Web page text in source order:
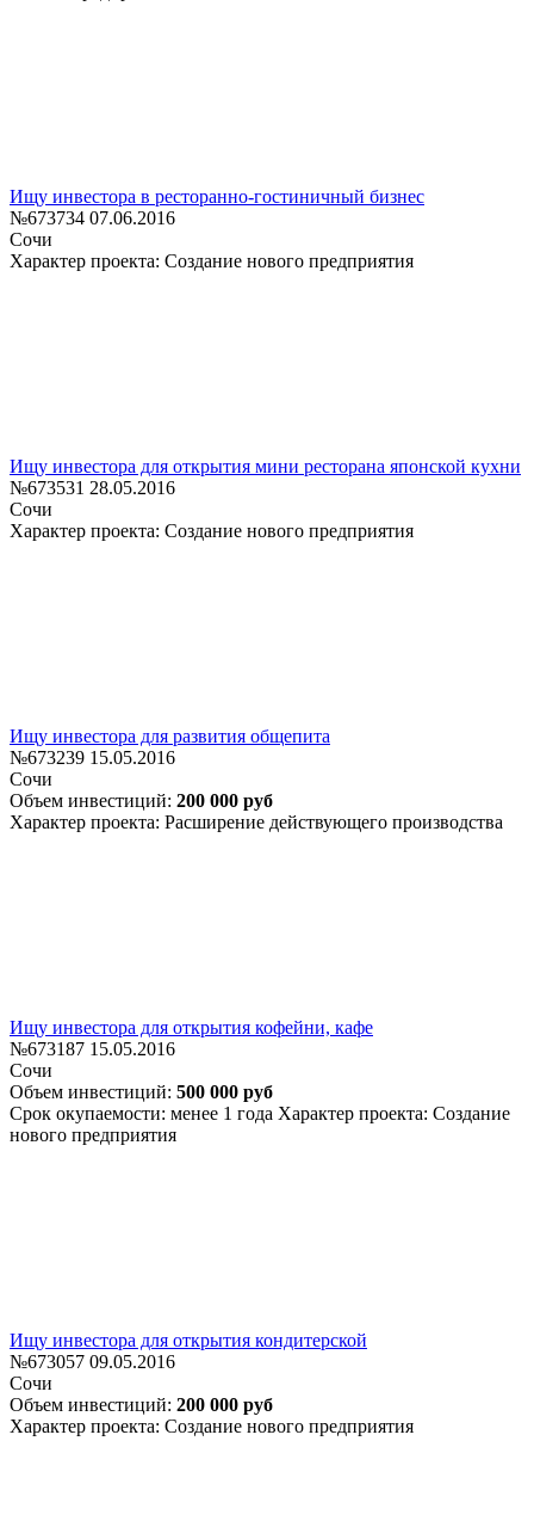
Ищу инвестора в ресторанно-гостиничный бизнес
№673734 07.06.2016
Сочи
Характер проекта: Создание нового предприятия
Ищу инвестора для открытия мини ресторана японской кухни
№673531 28.05.2016
Сочи
Характер проекта: Создание нового предприятия
Ищу инвестора для развития общепита
№673239 15.05.2016
Сочи
Объем инвестиций: 200 000 руб
Характер проекта: Расширение действующего производства
Ищу инвестора для открытия кофейни, кафе
№673187 15.05.2016
Сочи
Объем инвестиций: 500 000 руб
Срок окупаемости: менее 1 года Характер проекта: Создание
нового предприятия
Ищу инвестора для открытия кондитерской
№673057 09.05.2016
Сочи
Объем инвестиций: 200 000 руб
Характер проекта: Создание нового предприятия